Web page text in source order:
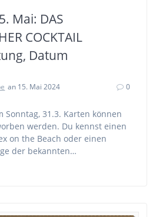
Mai: DAS
COCKTAIL
Datum
an 15. Mai 2024 0
Sonntag, 31.3. Karten können
werden. Du kennst einen
on the Beach oder einen
der bekannten…